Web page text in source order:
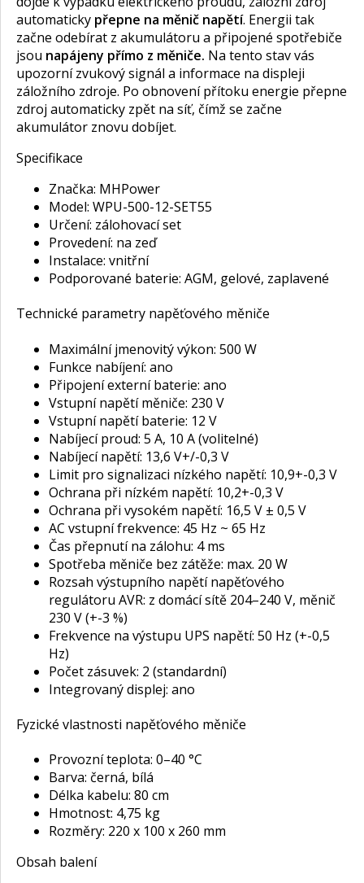
automaticky přepne na měnič napětí. Energii tak
začne odebírat z akumulátoru a připojené spotřebiče
jsou napájeny přímo z měniče. Na tento stav vás
upozorní zvukový signál a informace na displeji
záložního zdroje. Po obnovení přítoku energie přepne
zdroj automaticky zpět na síť, čímž se začne
akumulátor znovu dobíjet.
Specifikace
Značka: MHPower
Model: WPU-500-12-SET55
Určení: zálohovací set
Provedení: na zeď
Instalace: vnitřní
Podporované baterie: AGM, gelové, zaplavené
Technické parametry napěťového měniče
Maximální jmenovitý výkon: 500 W
Funkce nabíjení: ano
Připojení externí baterie: ano
Vstupní napětí měniče: 230 V
Vstupní napětí baterie: 12 V
Nabíjecí proud: 5 A, 10 A (volitelné)
Nabíjecí napětí: 13,6 V+/-0,3 V
Limit pro signalizaci nízkého napětí: 10,9+-0,3 V
Ochrana při nízkém napětí: 10,2+-0,3 V
Ochrana při vysokém napětí: 16,5 V ± 0,5 V
AC vstupní frekvence: 45 Hz ~ 65 Hz
Čas přepnutí na zálohu: 4 ms
Spotřeba měniče bez zátěže: max. 20 W
Rozsah výstupního napětí napěťového
regulátoru AVR: z domácí sítě 204–240 V, měnič
230 V (+-3 %)
Frekvence na výstupu UPS napětí: 50 Hz (+-0,5
Hz)
Počet zásuvek: 2 (standardní)
Integrovaný displej: ano
Fyzické vlastnosti napěťového měniče
Provozní teplota: 0–40 °C
Barva: černá, bílá
Délka kabelu: 80 cm
Hmotnost: 4,75 kg
Rozměry: 220 x 100 x 260 mm
Obsah balení